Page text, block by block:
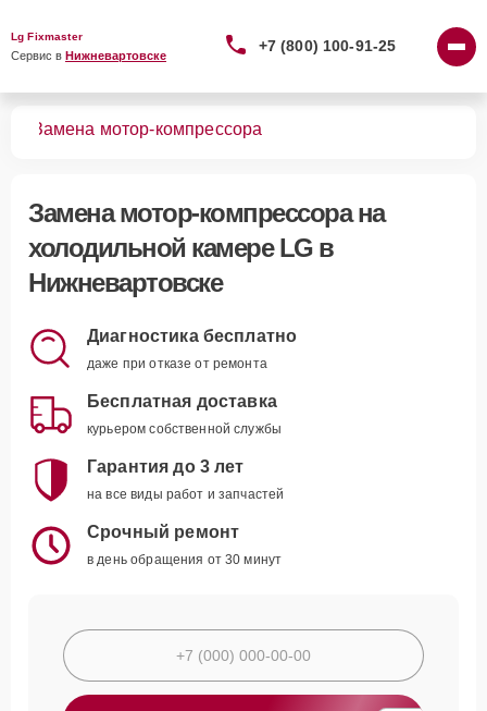
Lg Fixmaster
Сервис в Нижневартовске
+7 (800) 100-91-25
Замена мотор-компрессора
Замена мотор-компрессорана
холодильной камере LG в
Нижневартовске
Диагностика бесплатно
даже при отказе от ремонта
Бесплатная доставка
курьером собственной службы
Гарантия до 3 лет
на все виды работ и запчастей
Срочный ремонт
в день обращения от 30 минут